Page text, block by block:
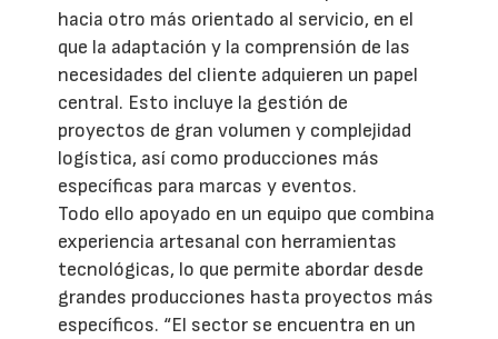
hacia otro más orientado al servicio, en el
que la adaptación y la comprensión de las
necesidades del cliente adquieren un papel
central. Esto incluye la gestión de
proyectos de gran volumen y complejidad
logística, así como producciones más
específicas para marcas y eventos.
Todo ello apoyado en un equipo que combina
experiencia artesanal con herramientas
tecnológicas, lo que permite abordar desde
grandes producciones hasta proyectos más
específicos. “El sector se encuentra en un